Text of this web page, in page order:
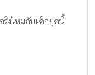
ริงไหมกับเด็กยุคนี้